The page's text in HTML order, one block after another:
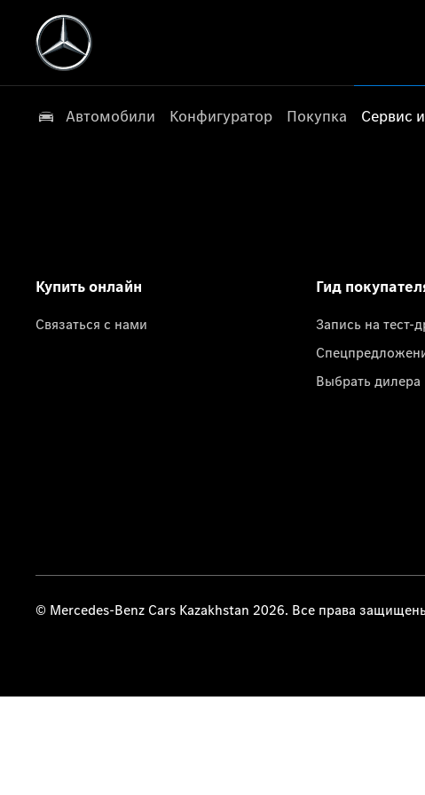
Автомобили Конфигуратор Покупка Сервис
Купить онлайн
Связаться с нами
Гид
Запись на тест-
Выбрать дилера
© Mercedes-Benz Cars Kazakhstan 2026. Все права